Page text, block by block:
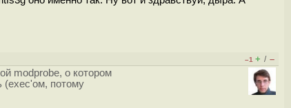
–1 + / –
modprobe, о котором
(exec'ом, потому